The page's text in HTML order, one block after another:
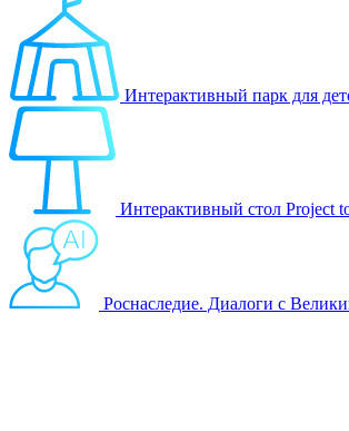
Интерактивный парк для
Интерактивный стол Project
Роснаследие. Диалоги с